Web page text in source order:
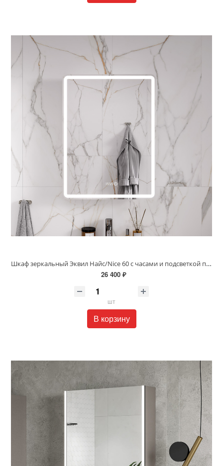
Шкаф зеркальный Эквил Найс/Nice 60 с часами и подсветкой правый белый szNICE60.R
26 400 ₽
шт
В корзину